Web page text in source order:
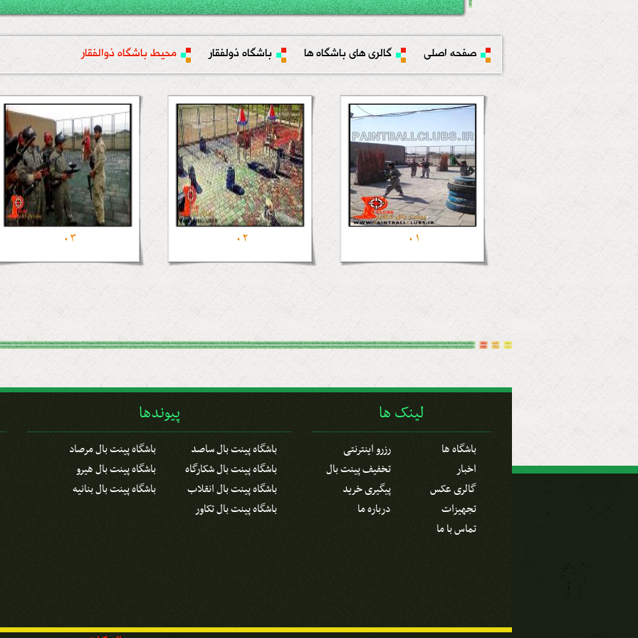
صفحه اصلی گالری های باشگاه ها باشگاه ذولفقار محیط باشگاه ذوالفقار
01
02
03
لینک ها
باشگاه ها
رزرو اینترنتی
اخبار
تخفیف پینت بال
گالری عکس
پیگیری خرید
تجهیزات
درباره ما
تماس با ما
پیوندها
باشگاه پینت بال ساصد
باشگاه پینت بال مرصاد
باشگاه پینت بال شکارگاه
باشگاه پینت بال هیرو
باشگاه پینت بال انقلاب
باشگاه پینت بال بنانیه
باشگاه پینت بال تکاور